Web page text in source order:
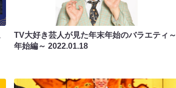
TV大好き芸人が見た年末年始のバラエティ～
年始編～2022.01.18